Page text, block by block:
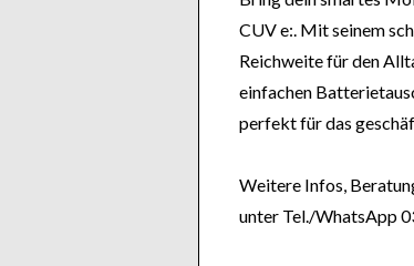
CUV e:. Mit seinem
Reichweite für den
einfachen
perfekt für das
Weitere Infos,
unter Tel./WhatsApp